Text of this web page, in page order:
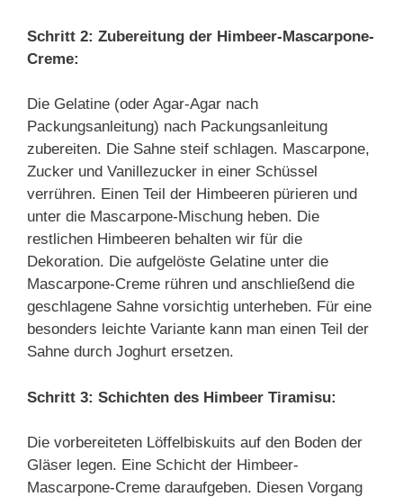
Schritt 2: Zubereitung der Himbeer-Mascarpone-
Creme:
Die Gelatine (oder Agar-Agar nach
Packungsanleitung) nach Packungsanleitung
zubereiten. Die Sahne steif schlagen. Mascarpone,
Zucker und Vanillezucker in einer Schüssel
verrühren. Einen Teil der Himbeeren pürieren und
unter die Mascarpone-Mischung heben. Die
restlichen Himbeeren behalten wir für die
Dekoration. Die aufgelöste Gelatine unter die
Mascarpone-Creme rühren und anschließend die
geschlagene Sahne vorsichtig unterheben. Für eine
besonders leichte Variante kann man einen Teil der
Sahne durch Joghurt ersetzen.
Schritt 3: Schichten des Himbeer Tiramisu:
Die vorbereiteten Löffelbiskuits auf den Boden der
Gläser legen. Eine Schicht der Himbeer-
Mascarpone-Creme daraufgeben. Diesen Vorgang